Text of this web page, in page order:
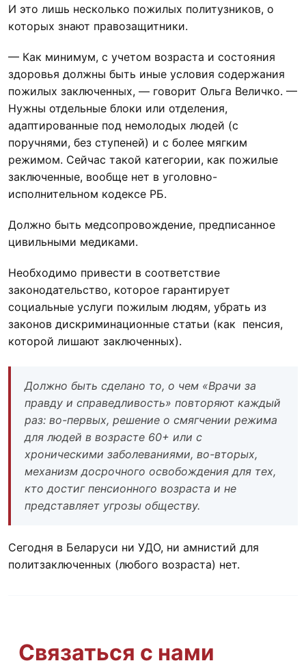
И это лишь несколько пожилых политузников, о
которых знают правозащитники.
— Как минимум, с учетом возраста и состояния
здоровья должны быть иные условия содержания
пожилых заключенных, — говорит Ольга Величко. —
Нужны отдельные блоки или отделения,
адаптированные под немолодых людей (с
поручнями, без ступеней) и с более мягким
режимом. Сейчас такой категории, как пожилые
заключенные, вообще нет в уголовно-
исполнительном кодексе РБ.
Должно быть медсопровождение, предписанное
цивильными медиками.
Необходимо привести в соответствие
законодательство, которое гарантирует
социальные услуги пожилым людям, убрать из
законов дискриминационные статьи (как пенсия,
которой лишают заключенных).
Должно быть сделано то, о чем «Врачи за
правду и справедливость» повторяют каждый
раз: во-первых, решение о смягчении режима
для людей в возрасте 60+ или с
хроническими заболеваниями, во-вторых,
механизм досрочного освобождения для тех,
кто достиг пенсионного возраста и не
представляет угрозы обществу.
Сегодня в Беларуси ни УДО, ни амнистий для
политзаключенных (любого возраста) нет.
Связаться с нами